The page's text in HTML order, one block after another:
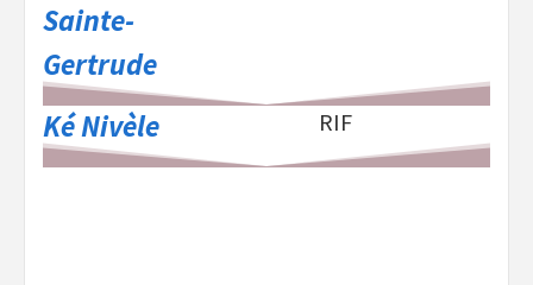
Sainte-
Gertrude
Ké Nivèle RIF